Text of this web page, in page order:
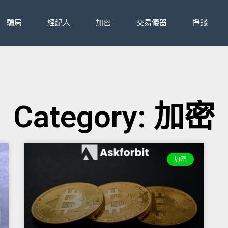
騙局 經紀人 加密 交易儀器 掙錢
Category: 加密
加密